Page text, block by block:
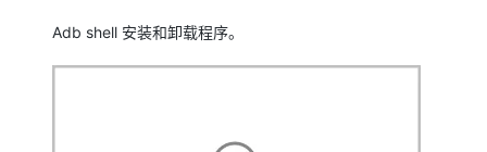
Adb shell 安装和卸载程序。